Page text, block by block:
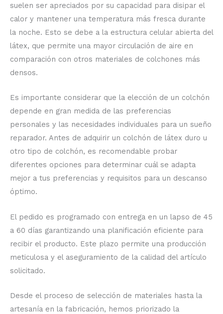
suelen ser apreciados por su capacidad para disipar el
calor y mantener una temperatura más fresca durante
la noche. Esto se debe a la estructura celular abierta del
látex, que permite una mayor circulación de aire en
comparación con otros materiales de colchones más
densos.
Es importante considerar que la elección de un colchón
depende en gran medida de las preferencias
personales y las necesidades individuales para un sueño
reparador. Antes de adquirir un colchón de látex duro u
otro tipo de colchón, es recomendable probar
diferentes opciones para determinar cuál se adapta
mejor a tus preferencias y requisitos para un descanso
óptimo.
El pedido es programado con entrega en un lapso de 45
a 60 días garantizando una planificación eficiente para
recibir el producto. Este plazo permite una producción
meticulosa y el aseguramiento de la calidad del artículo
solicitado.
Desde el proceso de selección de materiales hasta la
artesanía en la fabricación, hemos priorizado la